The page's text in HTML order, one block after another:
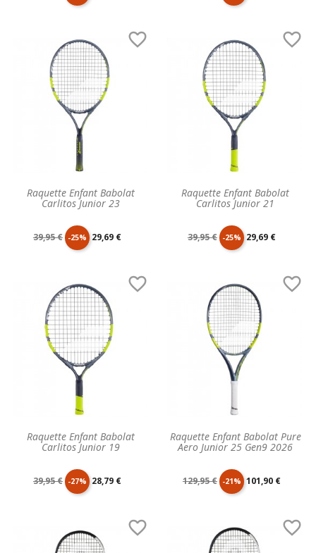
base base
Raquette Enfant Babolat
Carlitos Junior 23

Prix
base
39,95 € -25% Prix
29,69 €
Raquette Enfant Babolat
Carlitos Junior 21

Prix
base
39,95 € -25% Prix
29,69 €
Raquette Enfant Babolat
Carlitos Junior 19

Prix
39,95 € -27% Prix
28,79 €
Raquette Enfant Babolat Pure
Aero Junior 25 Gen9 2026

Prix
129,95 € -21% Prix
101,90 €
 